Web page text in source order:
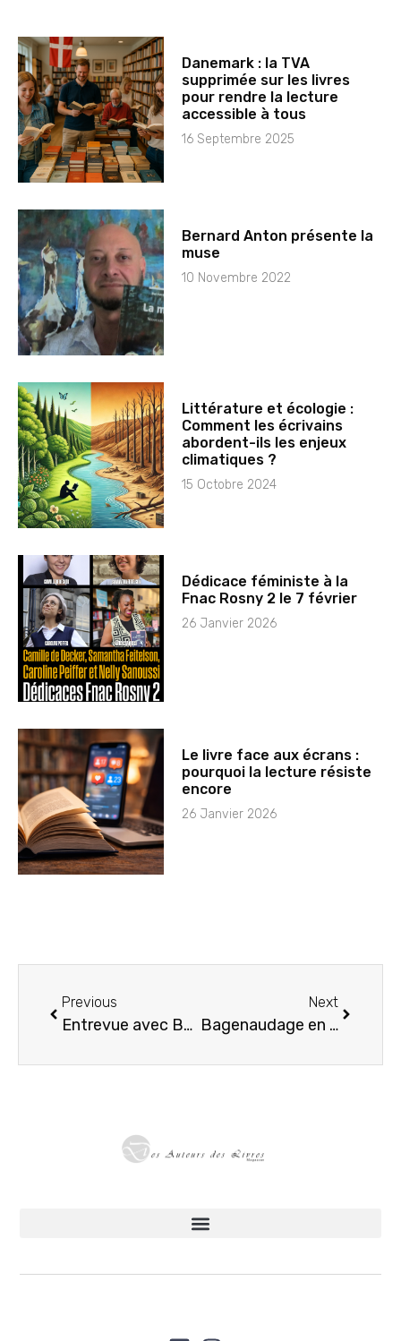
Danemark : la TVA
supprimée sur les livres
pour rendre la lecture
accessible à tous
16 Septembre 2025
Bernard Anton présente la
muse
10 Novembre 2022
Littérature et écologie :
Comment les écrivains
abordent-ils les enjeux
climatiques ?
15 Octobre 2024
Dédicace féministe à la
Fnac Rosny 2 le 7 février
26 Janvier 2026
Le livre face aux écrans :
pourquoi la lecture résiste
encore
26 Janvier 2026
Previous
Entrevue avec Bernard Anton autour de Textos ardents
Next
Bagenaudage en Touraine : un regard nouveau sur les châteaux de la région